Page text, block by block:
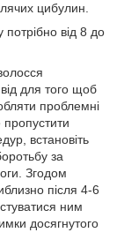
цибулин.
від 8 до
для того щоб
проблемні
встановіть
за
Згодом
після 4-6
ним
досягнутого